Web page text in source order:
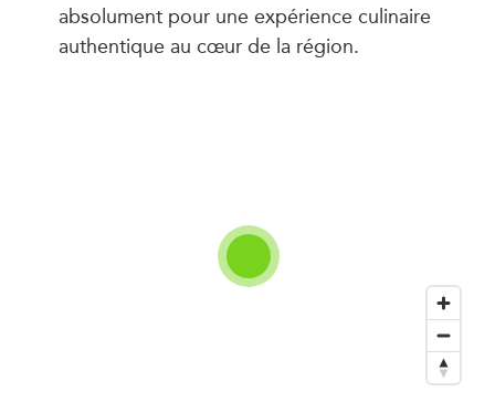
absolument pour une expérience culinaire
authentique au cœur de la région.